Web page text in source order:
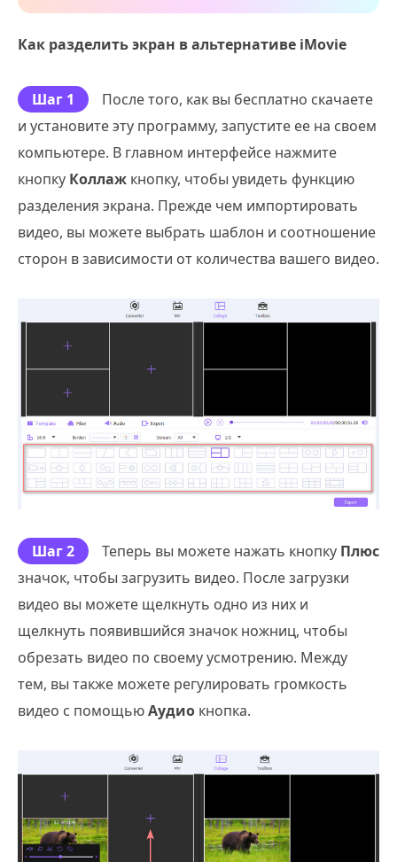
Как разделить экран в альтернативе iMovie
Шаг 1
После того, как вы бесплатно скачаете
и установите эту программу, запустите ее на своем
компьютере. В главном интерфейсе нажмите
кнопку Коллаж кнопку, чтобы увидеть функцию
разделения экрана. Прежде чем импортировать
видео, вы можете выбрать шаблон и соотношение
сторон в зависимости от количества вашего видео.
Шаг 2 Теперь вы можете нажать кнопку Плюс
значок, чтобы загрузить видео. После загрузки
видео вы можете щелкнуть одно из них и
щелкнуть появившийся значок ножниц, чтобы
обрезать видео по своему усмотрению. Между
тем, вы также можете регулировать громкость
видео с помощьюАудио кнопка.